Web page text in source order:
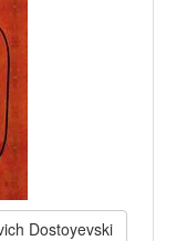
Dostoyevski